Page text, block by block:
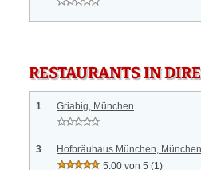
RESTAURANTS IN
1 Griabig, München
3
Hofbräuhaus München, München
5.00 von 5 (1)